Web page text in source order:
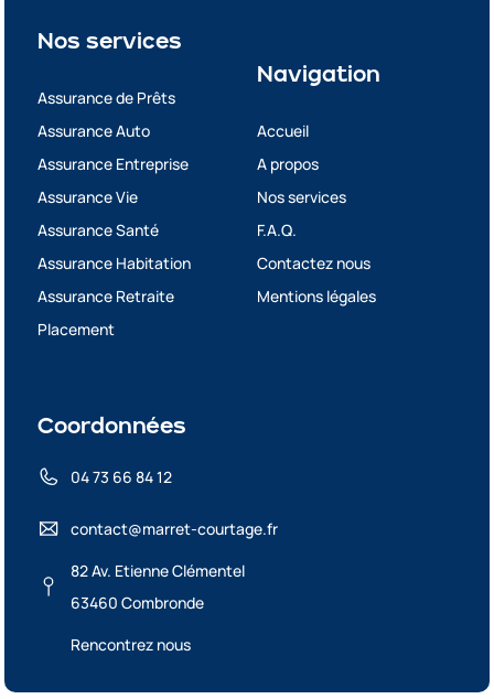
Nos services
Assurance de Prêts
Assurance Auto
Assurance Entreprise
Assurance Vie
Assurance Santé
Assurance Habitation
Assurance Retraite
Placement
Navigation
Accueil
A propos
Nos services
F.A.Q.
Contactez nous
Mentions légales
Coordonnées
04 73 66 84 12
contact@marret-courtage.fr
82 Av. Etienne Clémentel
63460 Combronde
Rencontrez nous